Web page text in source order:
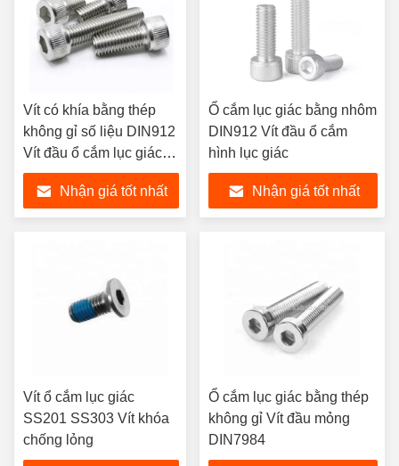
Vít có khía bằng thép
không gỉ số liệu DIN912
Vít đầu ổ cắm lục giác
có khía
Nhận giá tốt nhất
Ổ cắm lục giác bằng nhôm
DIN912 Vít đầu ổ cắm
hình lục giác
Nhận giá tốt nhất
Vít ổ cắm lục giác
SS201 SS303 Vít khóa
chống lỏng
Ổ cắm lục giác bằng thép
không gỉ Vít đầu mỏng
DIN7984